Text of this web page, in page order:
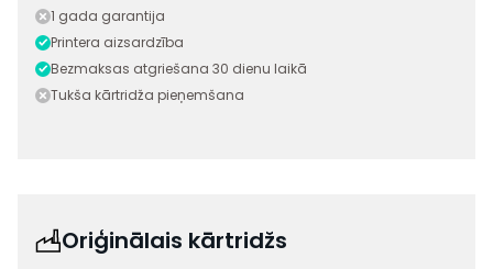
1 gada garantija
Printera aizsardzība
Bezmaksas atgriešana 30 dienu laikā
Tukša kārtridža pieņemšana
Oriģinālais kārtridžs